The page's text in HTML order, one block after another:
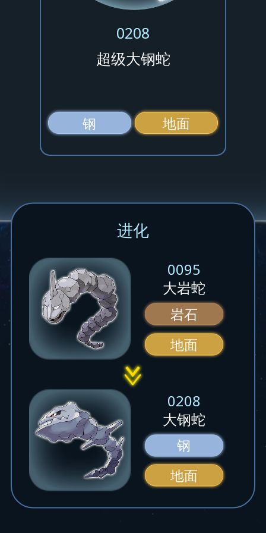
0208
超级大钢蛇
钢 地面
进化
0095
大岩蛇
岩石
地面
0208
大钢蛇
钢
地面